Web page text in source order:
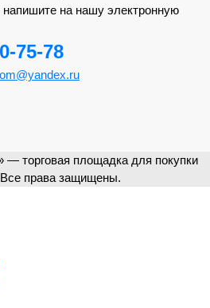
на нашу электронную
75-78
торговая площадка для покупки
права защищены.